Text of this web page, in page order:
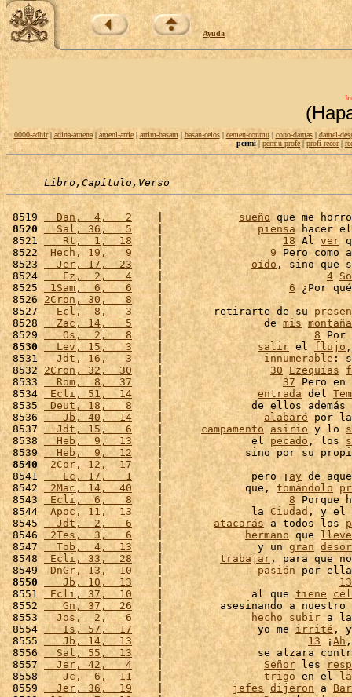
Ayuda
0000-adhir| adina-amena| amenl-arrie|arrim-basam | basan-celos| cemen-conmu| cono-damas| damel-
permi|permu-profe |profi-recor|
Libro,Capítulo,Verso
8519
  Dan,  4,   2
    |
sueño que me
8520
  Sal, 36,   5
    |
piensa hacer
8521
   Rt,  1,  18
    |
18 Al ver
8522 Hech, 19,   9
    |
9 Pero como
8523
  Jer, 17,  23
    |
oído , sino que
8524
   Ez,  2,   4
    |
4
8525 1Sam,  6,   6
    |
6 ¿Por
8526 2Cron, 30,   8
8527
  Ecl,  8,   3
    |        retirarte de su
8528
  Zac, 14,   5
    |                de
mis
8529
   Os,  2,   8
    |
8 Por
8530
  Lev, 15,   3
    |
salir el flujo
8531
  Jdt, 16,   3
    |
innumerable:
8532 2Cron, 32,  30
    |
30 Ezequías
8533
  Rom,  8,  37
    |
37 Pero
8534 Ecli, 51,  14
    |
entrada del
8535 Deut, 18,   8
|              de ellos
8536
   Jb, 40,  14
    |
alabaré por
8537
  Jdt, 15,   6
    |
campamento asirio y lo
8538
  Heb,  9,  13
    |              el
pecado , los
8539
  Heb,  9,  12
|             sino por su
8540
2Cor, 12,  17
    |
8541
   Lc, 17,   1
    |              pero ¡
ay de
8542 2Mac, 14,  40
    |             que,
tomándolo
8543 Ecli,  6,   8
    |
8 Porque
8544
Apoc, 11,  13
    |              la
Ciudad , y el
8545
  Jdt,  2,   6
    |
atacarás a todos los
8546 2Tes,  3,   6
    |
hermano que lleve
8547
  Tob,  4,  13
    |               y un
gran
8548 Ecli, 33,  28
    |
trabajar , para que
8549 DnGr, 13,  10
    |
pasión por
8550
   Jb, 10,  13
    |
13
8551 Ecli, 37,  10
    |              al que
tiene
8552
   Gn, 37,  26
    |         asesinando a nuestro
8553
  Jos,  2,   6
    |
hecho subir a
8554
   Is, 57,  17
    |               yo me
irrité ,
8555
   Jb, 14,  13
    |
13 ¡ Ah
8556
  Sal, 55,  13
|               se alzara
8557
  Jer, 42,   4
    |
Señor les
8558
   Jc,  6,  11
    |
trigo en el
8559
  Jer, 36,  19
    |
jefes dijeron a